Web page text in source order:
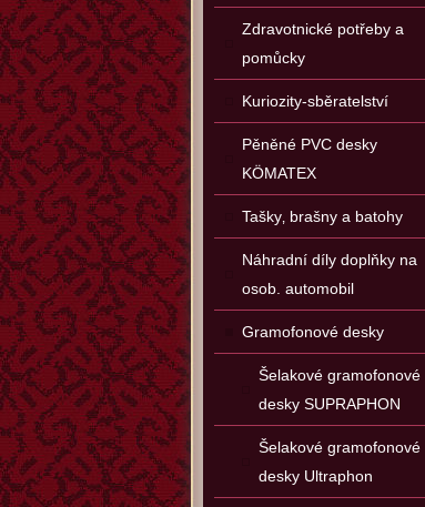
Zdravotnické potřeby a
pomůcky
Kuriozity-sběratelství
Pěněné PVC desky
KÖMATEX
Tašky‚ brašny a batohy
Náhradní díly doplňky na
osob. automobil
Gramofonové desky
Šelakové gramofonové
desky SUPRAPHON
Šelakové gramofonové
desky Ultraphon